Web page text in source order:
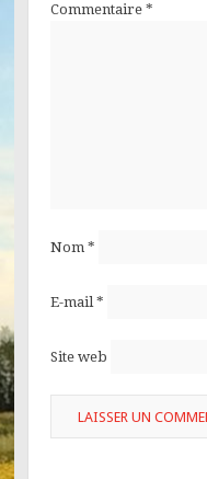
Commentaire *
Nom *
E-mail *
Site web